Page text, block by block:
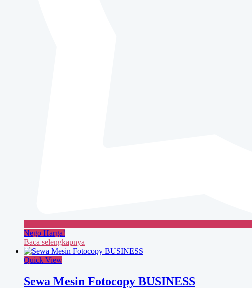
Nego Harga!
Baca selengkapnya
Quick View
Sewa Mesin Fotocopy BUSINESS